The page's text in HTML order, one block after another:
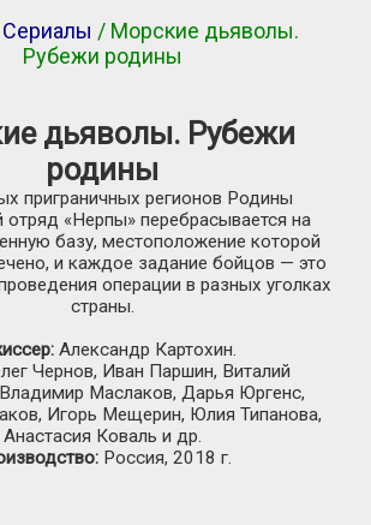
Сериалы / Морские дьяволы.
Рубежи родины
дьяволы. Рубежи
родины
приграничных регионов Родины
отряд «Нерпы» перебрасывается на
базу, местоположение которой
и каждое задание бойцов — это
операции в разных уголках
страны.
Александр Картохин.
Чернов, Иван Паршин, Виталий
Маслаков, Дарья Юргенс,
Игорь Мещерин, Юлия Типанова,
Анастасия Коваль и др.
Россия, 2018 г.